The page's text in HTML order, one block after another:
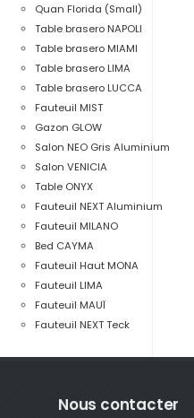
Quan Florida (Small)
Table brasero NAPOLI
Table brasero MIAMI
Table brasero LIMA
Table brasero LUCCA
Fauteuil MIST
Gazon GLOW
Salon NEO Gris Aluminium
Salon VENICIA
Table ONYX
Fauteuil NEXT Aluminium
Fauteuil MILANO
Bed CAYMA
Fauteuil Haut MONA
Fauteuil LIMA
Fauteuil MAUÏ
Fauteuil NEXT Teck
Nous contacter